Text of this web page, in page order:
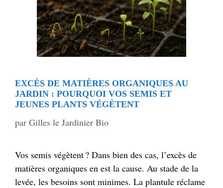
EXCÈS DE MATIÈRES ORGANIQUES AU
JARDIN : POURQUOI VOS SEMIS ET
JEUNES PLANTS VÉGÈTENT
par Gilles le Jardinier Bio
Vos semis végètent ? Dans bien des cas, l’excès de
matières organiques en est la cause. Au stade de la
levée, les besoins sont minimes. La plantule réclame